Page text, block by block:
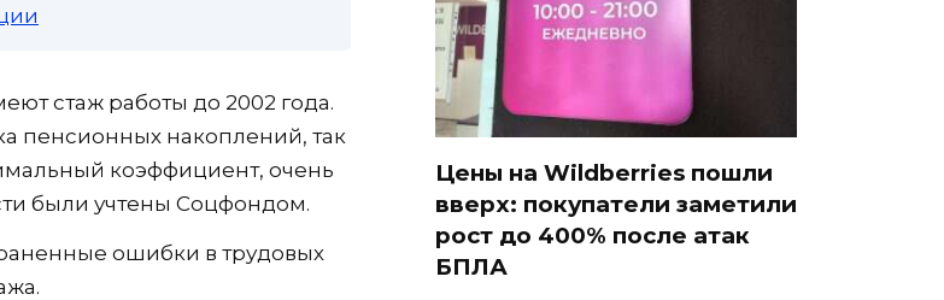
стаж работы до 2002 года.
пенсионных накоплений, так
коэффициент, очень
были учтены Соцфондом.
ошибки в трудовых
Цены на Wildberries пошли
вверх: покупатели заметили
рост до 400% после атак
БПЛА